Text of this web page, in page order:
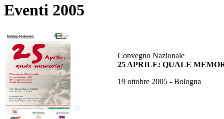
Eventi 2005
Convegno Nazionale
25 APRILE: QUALE
19 ottobre 2005 - Bologna